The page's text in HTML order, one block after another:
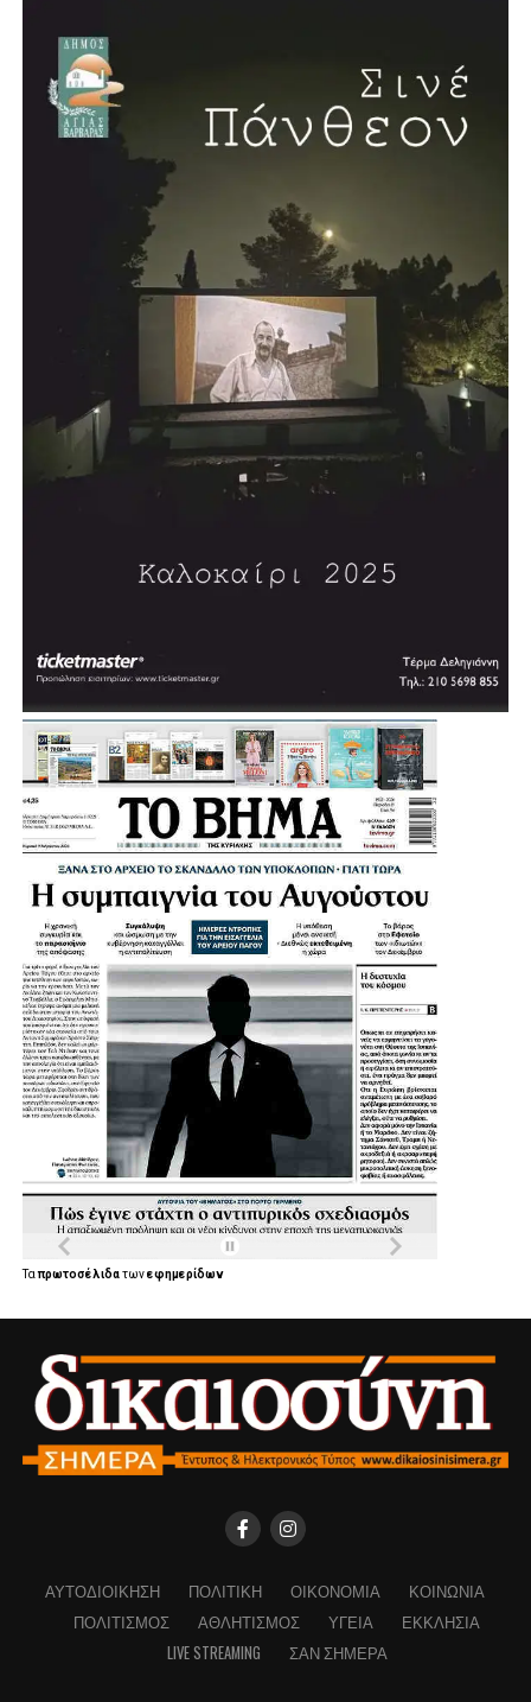
Ταπρωτοσέλιδατωνεφημερίδων
ΑΥΤΟΔΙΟΊΚΗΣΗ ΠΟΛΙΤΙΚΉ ΟΙΚΟΝΟΜΊΑ
ΚΟΙΝΩΝΊΑ
ΠΟΛΙΤΙΣΜΌΣ
ΑΘΛΗΤΙΣΜΌΣ ΥΓΕΊΑ
ΕΚΚΛΗΣΊΑ
LIVE STREAMING
ΣΑΝ ΣΉΜΕΡΑ